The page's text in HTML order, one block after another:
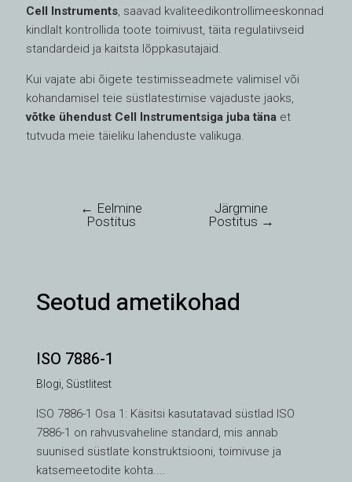
Cell Instruments , saavad kvaliteedikontrollimeeskonnad
kindlalt kontrollida toote toimivust, täita regulatiivseid
standardeid ja kaitsta lõppkasutajaid.
Kui vajate abi õigete testimisseadmete valimisel või
kohandamisel teie süstlatestimise vajaduste jaoks,
võtke ühendust Cell Instrumentsiga juba täna et
tutvuda meie täieliku lahenduste valikuga.
← Eelmine
Postitus
Järgmine
Postitus →
Seotud ametikohad
ISO 7886-1
Blogi Süstlitest
ISO 7886-1 Osa 1: Käsitsi kasutatavad süstlad ISO
7886-1 on rahvusvaheline standard, mis annab
suunised süstlate konstruktsiooni, toimivuse ja
katsemeetodite kohta....